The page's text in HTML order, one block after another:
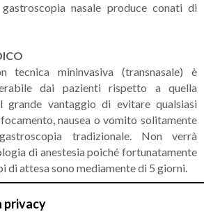
privacy
nasale produce conati di
tecnica mininvasiva (transnasale) è
dai pazienti rispetto a quella
vantaggio di evitare qualsiasi
nausea o vomito solitamente
tradizionale. Non verrà
di anestesia poiché fortunatamente
di attesa sono mediamente di 5 giorni.